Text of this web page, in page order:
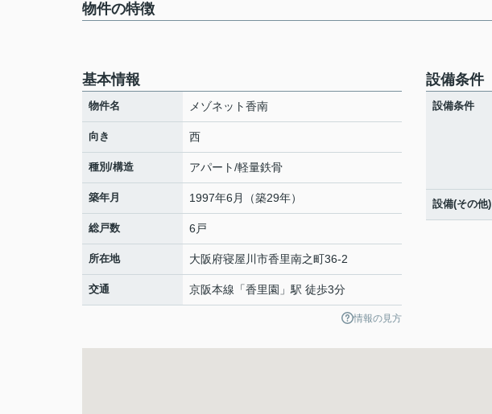
物件の特徴
基本情報
物件名 メゾネット香南
向き 西
種別/構造 アパート/軽量鉄骨
築年月 1997年6月（築29年）
総戸数 6戸
所在地 大阪府寝屋川市香里南之町36-2
交通 京阪本線 「香里園 」駅 徒歩3分
情報の見方
設備条件
設備条件
設備(その他)